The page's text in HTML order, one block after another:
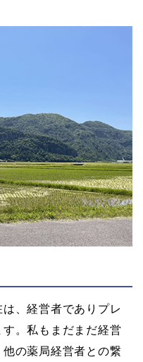
、経営者でありプレ
。私もまだまだ経営
の薬局経営者との繋